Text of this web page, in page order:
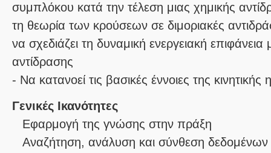
συμπλόκου κατά την τέλεση μιας χημικής
τη θεωρία των κρούσεων σε διμοριακές
να σχεδιάζει τη δυναμική ενεργειακή επιφάνεια
αντίδρασης
- Να κατανοεί τις βασικές έννοιες της
Γενικές Ικανότητες
Εφαρμογή της γνώσης στην πράξη
Αναζήτηση, ανάλυση και σύνθεση